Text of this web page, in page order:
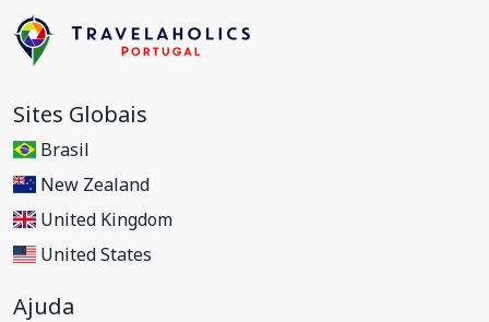
Sites Globais
Brasil
New Zealand
United Kingdom
United States
Ajuda